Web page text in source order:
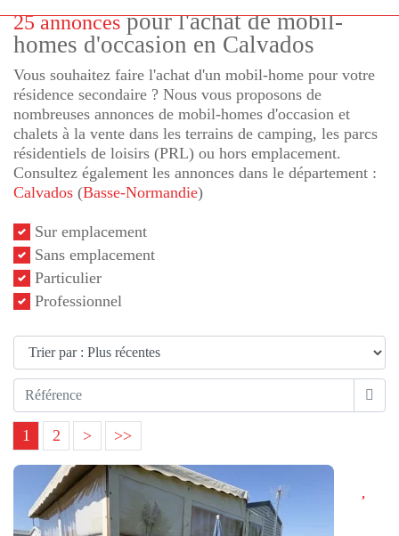
25 annoncespour l'achat de mobil-
homes d'occasion en Calvados
Vous souhaitez faire l'achat d'un mobil-home pour votre
résidence secondaire ? Nous vous proposons de
nombreuses annonces de mobil-homes d'occasion et
chalets à la vente dans les terrains de camping, les parcs
résidentiels de loisirs (PRL) ou hors emplacement.
Consultez également les annonces dans le département :
Calvados (Basse-Normandie)
Sur emplacement
Sans emplacement
Particulier
Professionnel
1 2 > >>